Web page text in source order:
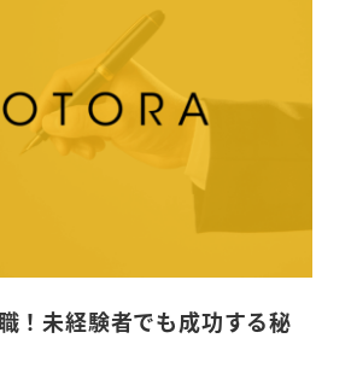
！未経験者でも成功する秘